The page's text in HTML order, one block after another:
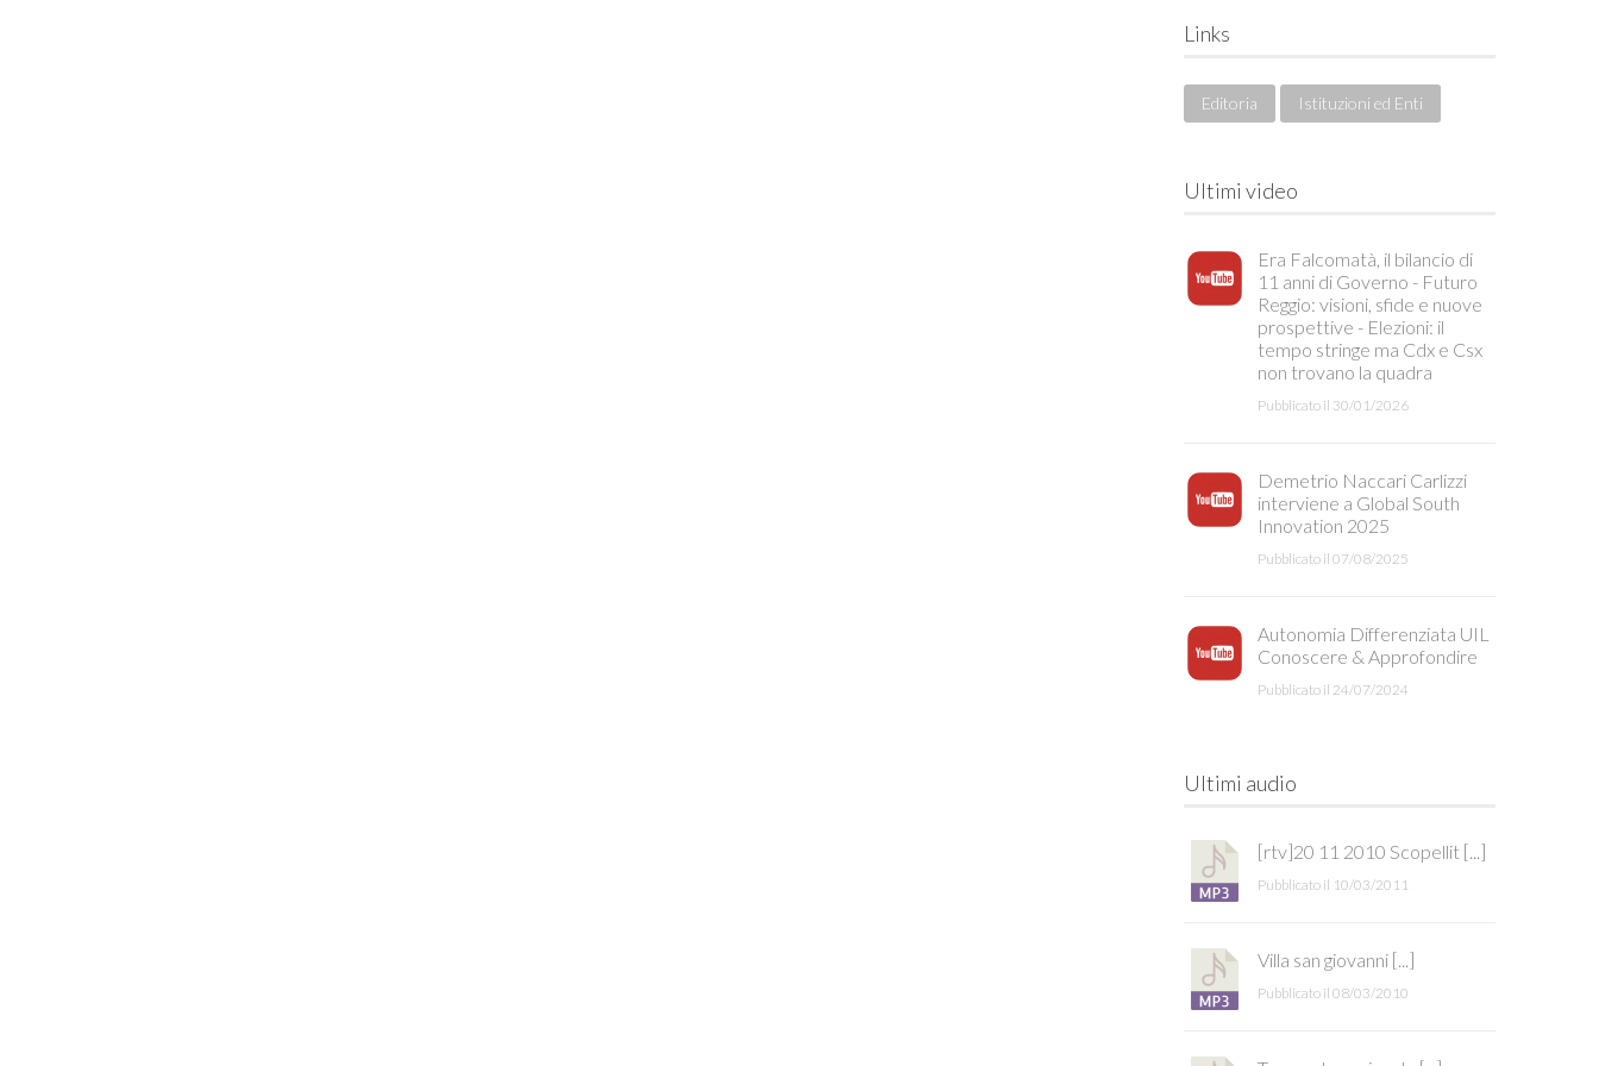
Links
Editoria Istituzioni ed Enti
Ultimi video
Era Falcomatà, il bilancio di
11 anni di Governo - Futuro
Reggio: visioni, sfide e nuove
prospettive - Elezioni: il
tempo stringe ma Cdx e Csx
non trovano la quadra
Pubblicato il 30/01/2026
Demetrio Naccari Carlizzi
interviene a Global South
Innovation 2025
Pubblicato il 07/08/2025
Autonomia Differenziata UIL
Conoscere & Approfondire
Pubblicato il 24/07/2024
Ultimi audio
[rtv]20 11 2010 Scopellit [...]
Pubblicato il 10/03/2011
Villa san giovanni [...]
Pubblicato il 08/03/2010